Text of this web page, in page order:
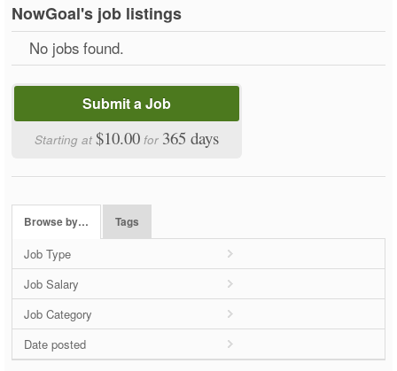
NowGoal's job listings
No jobs found.
Submit a Job
Starting at$10.00 for 365 days
Browse by… Tags
Job Type
Job Salary
Job Category
Date posted